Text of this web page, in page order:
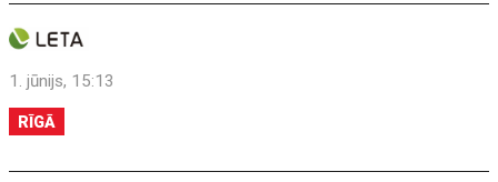
1. jūnijs, 15:13
RĪGĀ